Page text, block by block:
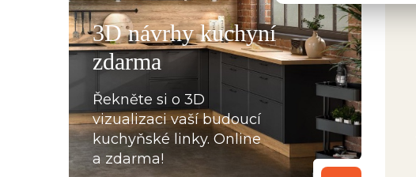
3D návrhy kuchyní
zdarma
Řekněte si o 3D
vizualizaci vaší budoucí
kuchyňské linky. Online
a zdarma!
pracovních desek a korpusů skříní. Montéři u nás strávili
s každou překážkou, která na ně ať už ze strany
křivých zdí apod., vykoukla. Nakonec při předání